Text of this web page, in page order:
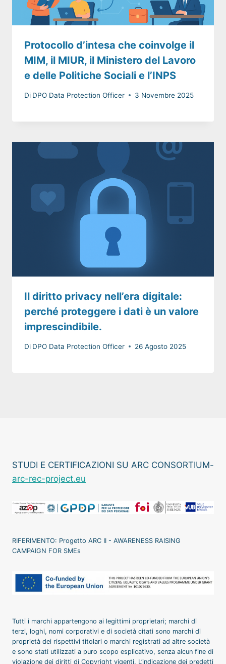
Protocollo d’intesa che coinvolge il
MIM, il MIUR, il Ministero del Lavoro
e delle Politiche Sociali e l’INPS
Di DPO Data Protection Officer 3 Novembre 2025
Il diritto privacy nell’era digitale:
perché proteggere i dati è un valore
imprescindibile.
Di DPO Data Protection Officer 26 Agosto 2025
STUDI E CERTIFICAZIONI SU ARC CONSORTIUM-
arc-rec-project.eu
RIFERIMENTO: Progetto ARC II - AWARENESS RAISING
CAMPAIGN FOR SMEs
Tutti i marchi appartengono ai legittimi proprietari; marchi di
terzi, loghi, nomi corporativi e di società citati sono marchi di
proprietà dei rispettivi titolari o marchi registrati ad altre società
e sono stati utilizzati a puro scopo esplicativo, senza alcun fine di
violazione dei diritti di Copyright vigenti. L’indicazione dei predetti